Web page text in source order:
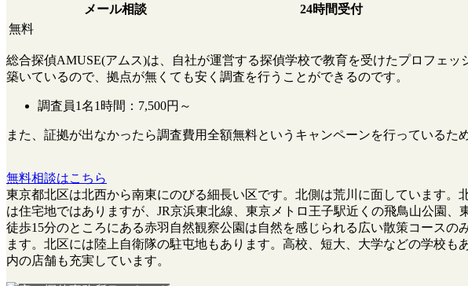
メール相談
24時間受付
無料
総合探偵AMUSE(アムス)は、自社が運営する探偵学校で教育を受けたプロフェ
築いているので、拠点が無くても安く調査を行うことができるのです。
調査員1名1時間： 7,500円～
また、 証拠が出なかったら調査費用全額無料というキャンペーンを行っているた
無料相談はこちら
東京都北区は北西から南東にのびる細長い区です。北側は荒川に面しています
は住宅地ではありますが、JR京浜東北線、東京メトロ王子駅近くの飛鳥山公園
徒歩15分のところにある赤羽自然観察公園は自然を感じられる広い散策コース
ます。北区には陸上自衛隊の駐屯地もあります。高校、短大、大学などの学校
内の店舗も充実しています。